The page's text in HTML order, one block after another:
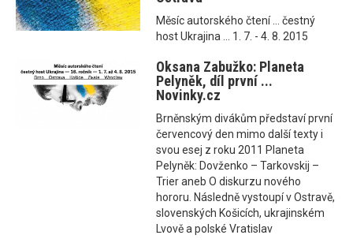
Měsíc autorského čtení ... čestný
host Ukrajina ... 1. 7. - 4. 8. 2015
Oksana Zabužko: Planeta
Pelyněk, díl první ...
Novinky.cz
Brněnským divákům představí první
červencový den mimo další texty i
svou esej z roku 2011 Planeta
Pelyněk: Dovženko – Tarkovskij –
Trier aneb O diskurzu nového
hororu. Následně vystoupí v Ostravě,
slovenských Košicích, ukrajinském
Lvově a polské Vratislav